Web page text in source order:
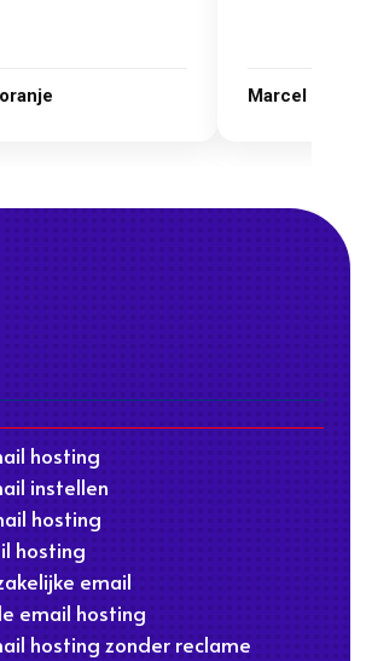
Marcel Thijs
hosting
instellen
hosting
hosting
email
email hosting
hosting zonder reclame